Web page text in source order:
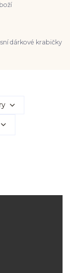
dárkové krabičky